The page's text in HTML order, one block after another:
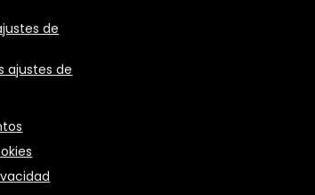
de
ajustes de